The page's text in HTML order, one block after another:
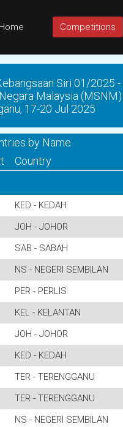
Home Competitions
Siri 01/2025
Malaysia (MSNM)
17-20 Jul 2025
by Name
Country
KED - KEDAH
JOH - JOHOR
SAB - SABAH
NS - NEGERI SEMBILAN
PER - PERLIS
KEL - KELANTAN
JOH - JOHOR
KED - KEDAH
TER - TERENGGANU
TER - TERENGGANU
NS - NEGERI SEMBILAN